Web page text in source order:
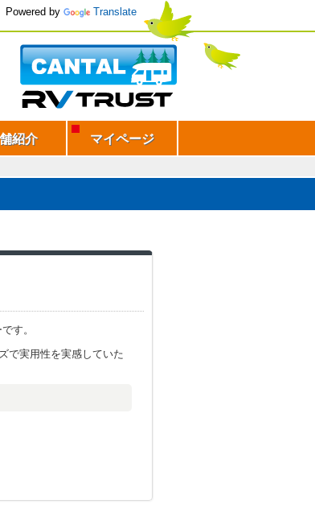
Powered by Translate
紹介 マイページ
す。
で実用性を実感していた